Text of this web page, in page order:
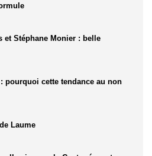
et Stéphane Monier : belle
pourquoi cette tendance au non
Laume